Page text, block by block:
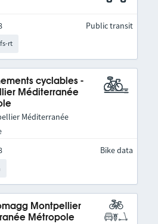
rt
Public transit
cyclables -
Méditerranée
Méditerranée
Bike data
Montpellier
Métropole